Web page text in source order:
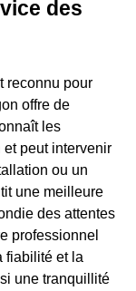
des
reconnu pour
offre de
les
peut intervenir
ou un
une meilleure
des attentes
professionnel
fiabilité et la
une tranquillité